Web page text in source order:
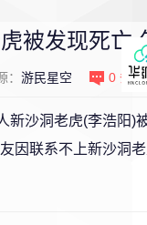
被发现死亡
： 游民星空 0 条
新沙洞老虎(李浩阳)
因联系不上新沙洞